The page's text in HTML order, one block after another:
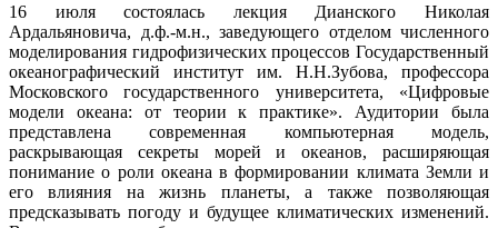
16 июля состоялась лекция Дианского Николая
Ардальяновича, д.ф.-м.н., заведующего отделом численного
моделирования гидрофизических процессов Государственный
океанографический институт им. Н.Н.Зубова, профессора
Московского государственного университета, «Цифровые
модели океана: от теории к практике». Аудитории была
представлена современная компьютерная модель,
раскрывающая секреты морей и океанов, расширяющая
понимание о роли океана в формировании климата Земли и
его влияния на жизнь планеты, а также позволяющая
предсказывать погоду и будущее климатических изменений.